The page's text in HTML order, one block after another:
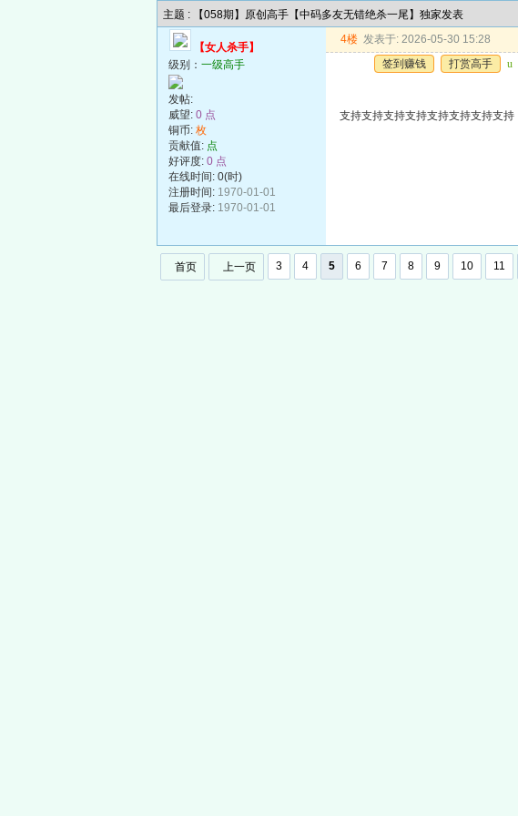
主题 : 【058期】原创高手【中码多友无错绝杀一尾】独家发表
【女人杀手】
级别： 一级高手
发帖:
威望: 0 点
铜币: 枚
贡献值: 点
好评度: 0 点
在线时间: 0(时)
注册时间: 1970-01-01
最后登录: 1970-01-01
4楼 发表于: 2026-05-30 15:28
签到赚钱
打赏高手 u
支持支持支持支持支持支持支持支持
首页 上一页 3 4 5 6 7 8 9 10 11